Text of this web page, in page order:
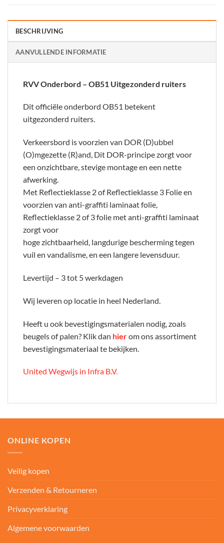
BESCHRIJVING
AANVULLENDE INFORMATIE
RVV Onderbord – OB51 Uitgezonderd ruiters
Dit officiële onderbord OB51 betekent
uitgezonderd ruiters.
Verkeersbord is voorzien van DOR (D)ubbel
(O)mgezette (R)and, Dit DOR-principe zorgt voor
een onzichtbare, stevige montage en een nette
afwerking.
Met Reflectieklasse 2 of Reflectieklasse 3 Folie en
voorzien van anti-graffiti laminaat folie,
Reflectieklasse 2 of 3 folie met anti-graffiti laminaat
zorgt voor
hoge zichtbaarheid, langdurige bescherming tegen
vuil en vandalisme, en een langere levensduur.
Levertijd – 3 tot 5 werkdagen
Wij leveren op locatie in heel Nederland.
Heeft u ook bevestigingsmaterialen nodig, zoals
beugels of palen? Klik dan hierom ons assortiment
bevestigingsmateriaal te bekijken.
United Wegwijs in Infra B.V.
ONLINE KOPEN
Veilig kopen
Verzenden & Retourneren
Privacyverklaring
Algemene voorwaarden